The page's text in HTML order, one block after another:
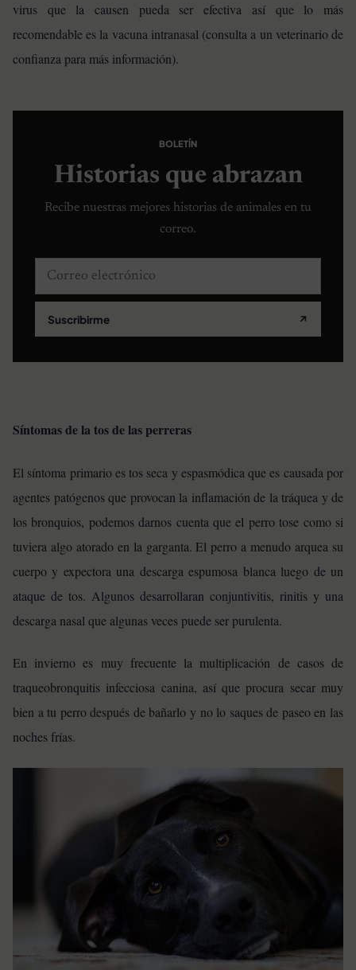
virus que la causen pueda ser efectiva así que lo más
recomendable es la vacuna intranasal (consulta a un veterinario de
confianza para más información).
BOLETÍN
Historias que abrazan
Recibe nuestras mejores historias de animales en tu
correo.
Correo electrónico
Suscribirme ↗
Síntomas de la tos de las perreras
El síntoma primario es tos seca y espasmódica que es causada por
agentes patógenos que provocan la inflamación de la tráquea y de
los bronquios, podemos darnos cuenta que el perro tose como si
tuviera algo atorado en la garganta. El perro a menudo arquea su
cuerpo y expectora una descarga espumosa blanca luego de un
ataque de tos. Algunos desarrollaran conjuntivitis, rinitis y una
descarga nasal que algunas veces puede ser purulenta.
En invierno es muy frecuente la multiplicación de casos de
traqueobronquitis infecciosa canina, así que procura secar muy
bien a tu perro después de bañarlo y no lo saques de paseo en las
noches frías.